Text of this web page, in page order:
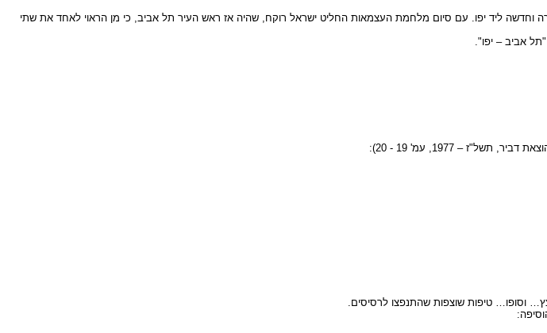
וחדשה ליד יפו. עם סיום מלחמת העצמאות החליט ישראל רוקח, שהיה אז ראש העיר תל אביב, כי מן הראוי לאחד את שתי
– 1977, עמ' 19 - 20):
וסופו… טיפות שוצפות שהתנפצו לרסיסים.